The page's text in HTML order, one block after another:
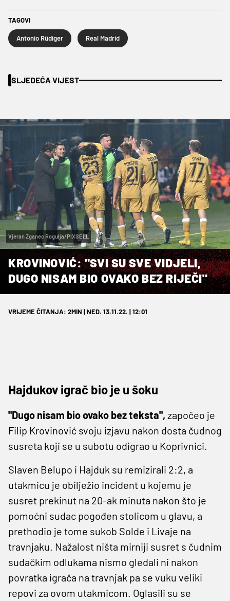
TAGOVI
Antonio Rüdiger Real Madrid
SLJEDEĆA VIJEST
Vjeran Zganec Rogulja/PIXSELL
KROVINOVIĆ: "SVI SU SVE VIDJELI,
DUGO NISAM BIO OVAKO BEZ RIJEČI"
VRIJEME ČITANJA: 2MIN | NED. 13.11.22. | 12:01
Hajdukov igrač bio je u šoku
"Dugo nisam bio ovako bez teksta", započeo je
Filip Krovinović svoju izjavu nakon dosta čudnog
susreta koji se u subotu odigrao u Koprivnici.
Slaven Belupo i Hajduk su remizirali 2:2, a
utakmicu je obilježio incident u kojemu je
susret prekinut na 20-ak minuta nakon što je
pomoćni sudac pogođen stolicom u glavu, a
prethodio je tome sukob Solde i Livaje na
travnjaku. Nažalost ništa mirniji susret s čudnim
sudačkim odlukama nismo gledali ni nakon
povratka igrača na travnjak pa se vuku veliki
repovi za ovom utakmicom. Oglasili su se